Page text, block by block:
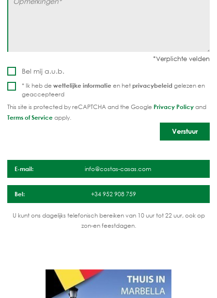
Bel mij a.u.b.
* Ik heb de wettelijke informatie en hetprivacybeleid gelezen en
geaccepteerd
This site is protected by reCAPTCHA and the Google Privacy Policyand
Terms of Serviceapply.
E-mail: info@costas-casas.com
Bel: +34 952 908 759
U kunt ons dagelijks telefonisch bereiken van 10 uur tot 22 uur, ook op
zon-en feestdagen.